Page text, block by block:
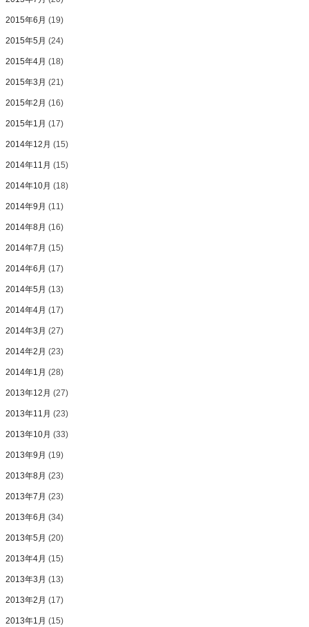
2015年6月 (19)
2015年5月 (24)
2015年4月 (18)
2015年3月 (21)
2015年2月 (16)
2015年1月 (17)
2014年12月 (15)
2014年11月 (15)
2014年10月 (18)
2014年9月 (11)
2014年8月 (16)
2014年7月 (15)
2014年6月 (17)
2014年5月 (13)
2014年4月 (17)
2014年3月 (27)
2014年2月 (23)
2014年1月 (28)
2013年12月 (27)
2013年11月 (23)
2013年10月 (33)
2013年9月 (19)
2013年8月 (23)
2013年7月 (23)
2013年6月 (34)
2013年5月 (20)
2013年4月 (15)
2013年3月 (13)
2013年2月 (17)
2013年1月 (15)